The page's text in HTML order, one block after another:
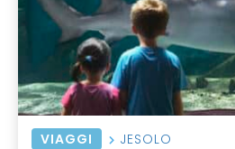
VIAGGI JESOLO